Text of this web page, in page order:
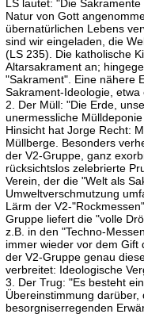
LS lautet: "Die
Natur von Gott
übernatürlichen Lebens
sind wir eingeladen, die
(LS 235). Die katholische
Altarsakrament an;
"Sakrament". Eine nähere
Sakrament-Ideologie, etwa
2. Der Müll: "Die Erde,
unermessliche
Hinsicht hat Jorge Recht:
Müllberge. Besonders
der V2-Gruppe, ganz
rücksichtslos zelebrierte
Verein, der die "Welt als
Umweltverschmutzung
Lärm der V2-
Gruppe liefert die "volle
z.B. in den "Techno-
immer wieder vor dem Gift
der V2-Gruppe genau
verbreitet: Ideologische
3. Der Trug: "Es besteht
Übereinstimmung darüber,
besorgniserregenden